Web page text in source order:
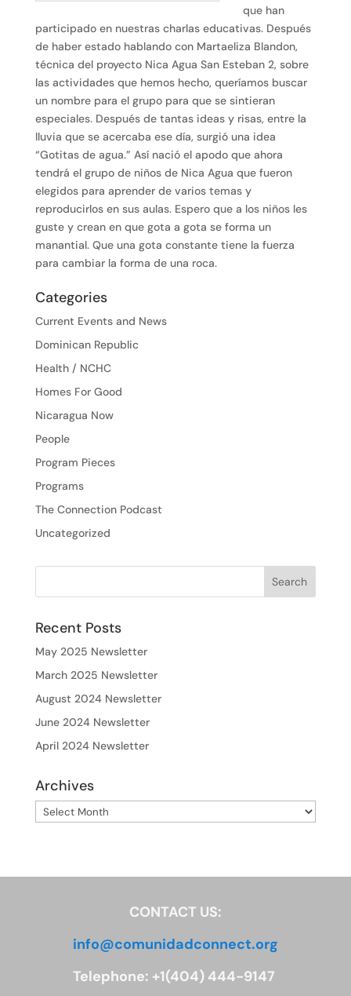
que han
participado en nuestras charlas educativas. Después
de haber estado hablando con Martaeliza Blandon,
técnica del proyecto Nica Agua San Esteban 2, sobre
las actividades que hemos hecho, queríamos buscar
un nombre para el grupo para que se sintieran
especiales. Después de tantas ideas y risas, entre la
lluvia que se acercaba ese día, surgió una idea
“Gotitas de agua.” Así nació el apodo que ahora
tendrá el grupo de niños de Nica Agua que fueron
elegidos para aprender de varios temas y
reproducirlos en sus aulas. Espero que a los niños les
guste y crean en que gota a gota se forma un
manantial. Que una gota constante tiene la fuerza
para cambiar la forma de una roca.
Categories
Current Events and News
Dominican Republic
Health / NCHC
Homes For Good
Nicaragua Now
People
Program Pieces
Programs
The Connection Podcast
Uncategorized
Recent Posts
May 2025 Newsletter
March 2025 Newsletter
August 2024 Newsletter
June 2024 Newsletter
April 2024 Newsletter
Archives
Archives
CONTACT US:
info@comunidadconnect.org
Telephone: +1(404) 444-9147